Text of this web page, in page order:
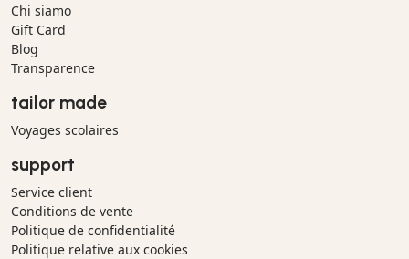
Chi siamo
Gift Card
Blog
Transparence
tailor made
Voyages scolaires
support
Service client
Conditions de vente
Politique de confidentialité
Politique relative aux cookies